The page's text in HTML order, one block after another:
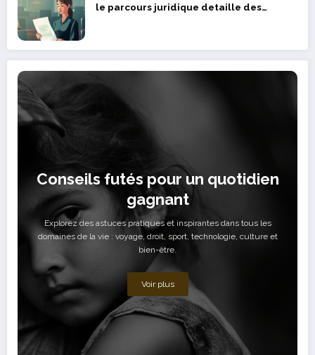
le parcours juridique detaille des
Conseils futés pour un quotidien
gagnant
Explorez des astuces pratiques et inspirantes dans tous les
domaines de la vie : voyage, droit, sport, technologie, culture et
bien-être.
Voir plus